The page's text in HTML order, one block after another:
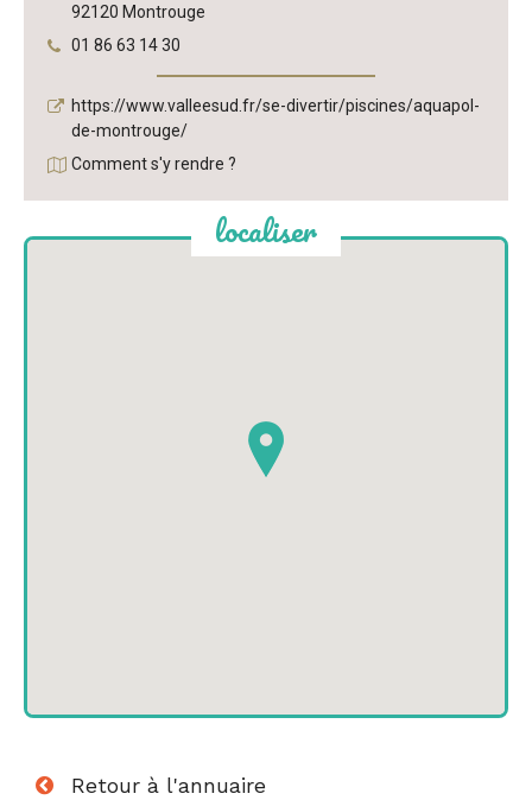
92120 Montrouge
Tél.:
01 86 63 14 30
Site
internet :
https://www.valleesud.fr/se-divertir/piscines/aquapol-
de-montrouge/
Comment s'y rendre ?
localiser
Retour à l'annuaire